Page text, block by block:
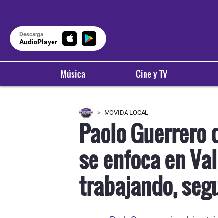
Descarga
AudioPlayer
Música Cine y TV
MOVIDA LOCAL
Paolo Guerrero
se enfoca en
trabajando,